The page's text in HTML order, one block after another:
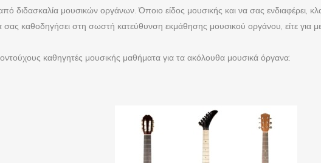
διδασκαλία μουσικών οργάνων. Όποιο είδος μουσικής και να σας ενδιαφέρει,
καθοδηγήσει στη σωστή κατεύθυνση εκμάθησης μουσικού οργάνου, είτε για
καθηγητές μουσικής μαθήματα για τα ακόλουθα μουσικά όργανα: